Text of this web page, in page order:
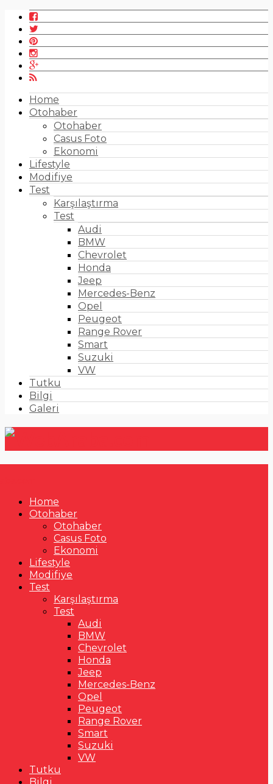
Home
Otohaber
Otohaber
Casus Foto
Ekonomi
Lifestyle
Modifiye
Test
Karşılaştırma
Test
Audi
BMW
Chevrolet
Honda
Jeep
Mercedes-Benz
Opel
Peugeot
Range Rover
Smart
Suzuki
VW
Tutku
Bilgi
Galeri
Home
Otohaber
Otohaber
Casus Foto
Ekonomi
Lifestyle
Modifiye
Test
Karşılaştırma
Test
Audi
BMW
Chevrolet
Honda
Jeep
Mercedes-Benz
Opel
Peugeot
Range Rover
Smart
Suzuki
VW
Tutku